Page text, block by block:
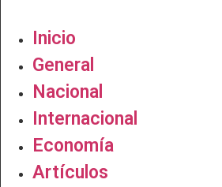
Inicio
General
Nacional
Internacional
Economía
Artículos